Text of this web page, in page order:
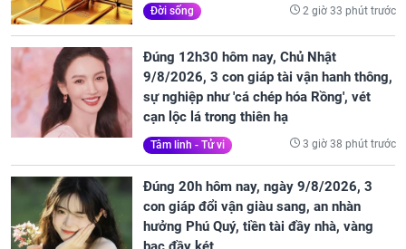
Đời sống 2 giờ 33 phút trước
Đúng 12h30 hôm nay, Chủ Nhật
9/8/2026, 3 con giáp tài vận hanh thông,
sự nghiệp như 'cá chép hóa Rồng', vét
cạn lộc lá trong thiên hạ
Tâm linh - Tử vi 3 giờ 38 phút trước
Đúng 20h hôm nay, ngày 9/8/2026, 3
con giáp đổi vận giàu sang, an nhàn
hưởng Phú Quý, tiền tài đầy nhà, vàng